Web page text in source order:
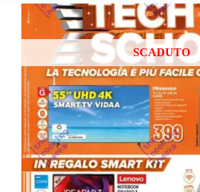
SCADUTO